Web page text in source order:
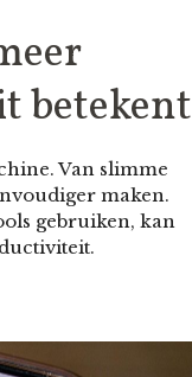
betekent
Van slimme
maken.
gebruiken, kan